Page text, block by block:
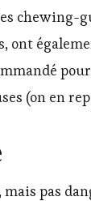
chewing-
ont
(on en
pas